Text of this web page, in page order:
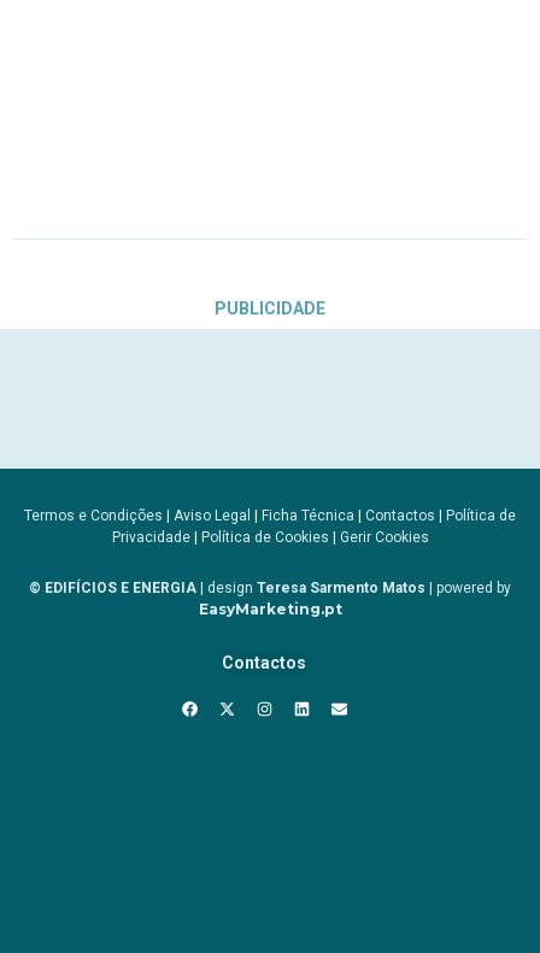
PUBLICIDADE
Termos e Condições | Aviso Legal | Ficha Técnica | Contactos | Política de
Privacidade| Política de Cookies | Gerir Cookies
© EDIFÍCIOS E ENERGIA | design Teresa Sarmento Matos | powered by
EasyMarketing.pt
Contactos